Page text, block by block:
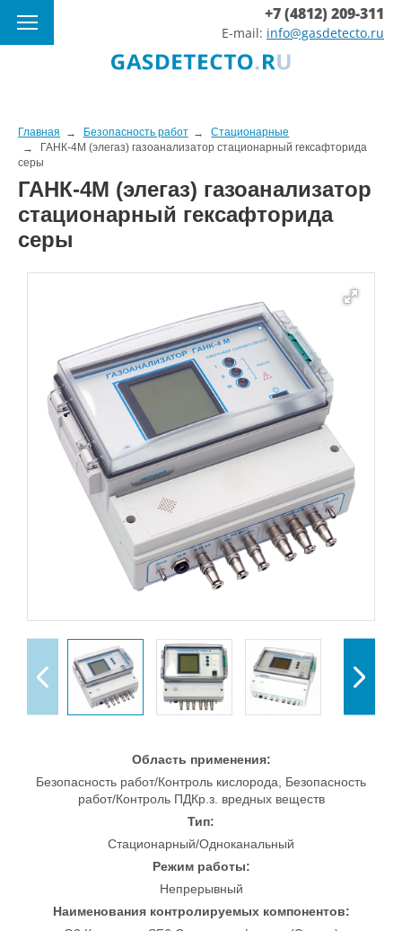
+7 (4812) 209-311
E-mail: info@gasdetecto.ru
Главная Безопасность работ
Стационарные
ГАНК-4М (элегаз) газоанализатор стационарный гексафторида
серы
ГАНК-4М (элегаз) газоанализатор
стационарный гексафторида
серы
Область применения:
Безопасность работ/Контроль кислорода, Безопасность
работ/Контроль ПДКр.з. вредных веществ
Тип:
Стационарный/Одноканальный
Режим работы:
Непрерывный
Наименования контролируемых компонентов: